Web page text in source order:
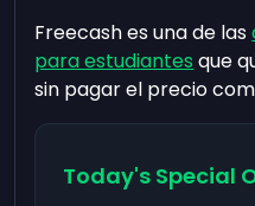
Freecash es una de las
para estudiantes que
sin pagar el precio
Today's Special